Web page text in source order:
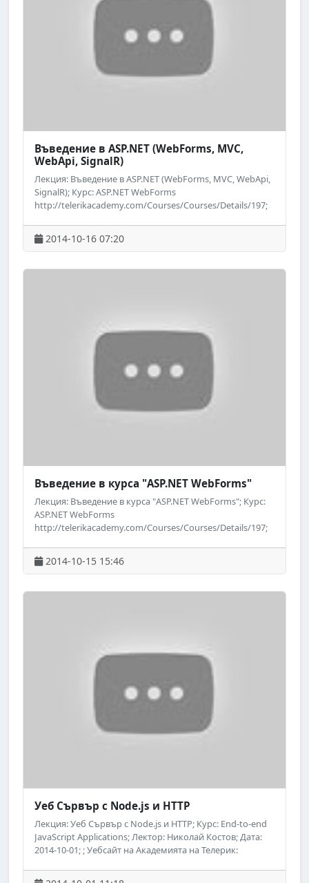
Въведение в ASP.NET (WebForms, MVC,
WebApi, SignalR)
Лекция: Въведение в ASP.NET (WebForms, MVC, WebApi,
SignalR); Курс: ASP.NET WebForms
http://telerikacademy.com/Courses/Courses/Details/197;
Уебсайт на Академията на Телерик:
http://academy.telerik.com; ; Следете за предстоящи
Facebook: http://www.facebook.com/TelerikAcademy.
2014-10-16 07:20
Въведение в курса "ASP.NET WebForms"
Лекция: Въведение в курса "ASP.NET WebForms"; Курс:
ASP.NET WebForms
http://telerikacademy.com/Courses/Courses/Details/197;
Уебсайт на Академията на Телерик:
http://academy.telerik.com; ; Следете за предстоящи
Facebook: http://www.facebook.com/TelerikAcademy.
2014-10-15 15:46
Уеб Сървър с Node.js и HTTP
Лекция: Уеб Сървър с Node.js и HTTP; Курс: End-to-end
JavaScript Applications; Лектор: Николай Костов; Дата:
2014-10-01; ; Уебсайт на Академията на Телерик:
безплатни обучения на Академията на Телерик във